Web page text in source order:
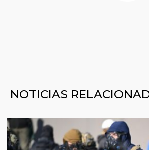
NOTICIAS